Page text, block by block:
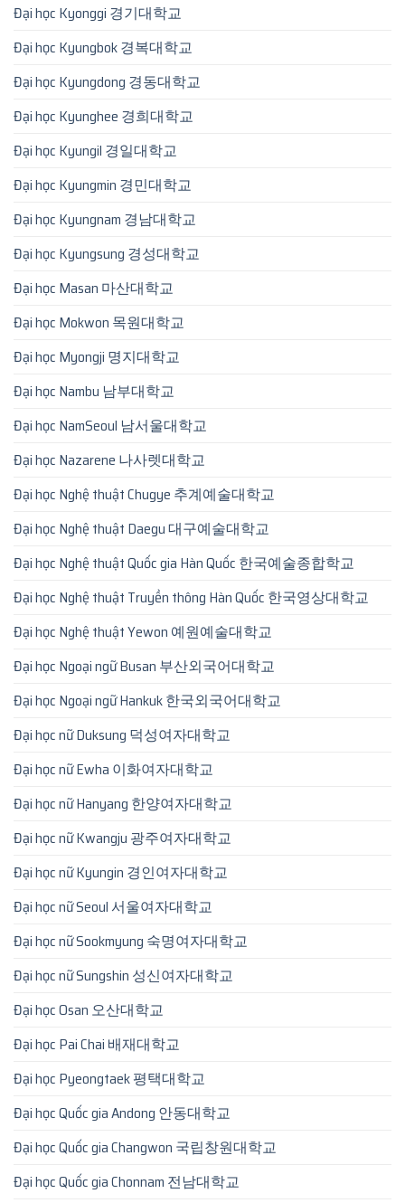
Đại học Kyonggi 경기대학교
Đại học Kyungbok 경복대학교
Đại học Kyungdong 경동대학교
Đại học Kyunghee 경희대학교
Đại học Kyungil 경일대학교
Đại học Kyungmin 경민대학교
Đại học Kyungnam 경남대학교
Đại học Kyungsung 경성대학교
Đại học Masan 마산대학교
Đại học Mokwon 목원대학교
Đại học Myongji 명지대학교
Đại học Nambu 남부대학교
Đại học NamSeoul 남서울대학교
Đại học Nazarene 나사렛대학교
Đại học Nghệ thuật Chugye 추계예술대학교
Đại học Nghệ thuật Daegu 대구예술대학교
Đại học Nghệ thuật Quốc gia Hàn Quốc 한국예술종합학교
Đại học Nghệ thuật Truyền thông Hàn Quốc 한국영상대학교
Đại học Nghệ thuật Yewon 예원예술대학교
Đại học Ngoại ngữ Busan 부산외국어대학교
Đại học Ngoại ngữ Hankuk 한국외국어대학교
Đại học nữ Duksung 덕성여자대학교
Đại học nữ Ewha 이화여자대학교
Đại học nữ Hanyang 한양여자대학교
Đại học nữ Kwangju 광주여자대학교
Đại học nữ Kyungin 경인여자대학교
Đại học nữ Seoul 서울여자대학교
Đại học nữ Sookmyung 숙명여자대학교
Đại học nữ Sungshin 성신여자대학교
Đại học Osan 오산대학교
Đại học Pai Chai 배재대학교
Đại học Pyeongtaek 평택대학교
Đại học Quốc gia Andong 안동대학교
Đại học Quốc gia Changwon 국립창원대학교
Đại học Quốc gia Chonnam 전남대학교